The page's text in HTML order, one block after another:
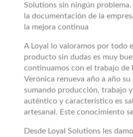
Solutions sin ningún
la documentación de la
la mejora continua
A Loyal lo valoramos por todo
producto sin dudas es muy
continuamos con el trabajo de
Verónica renueva año a año
sumando producción, trabajo
auténtico y característico es
artesanal. Este conocimiento
Desde Loyal Solutions les